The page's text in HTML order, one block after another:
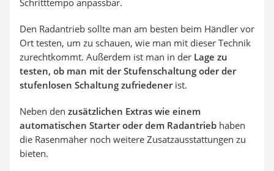
Schritttempo anpassbar.
Den Radantrieb sollte man am besten beim Händler vor
Ort testen, um zu schauen, wie man mit dieser Technik
zurechtkommt. Außerdem ist man in der Lage zu
testen, ob man mit der Stufenschaltung oder der
stufenlosen Schaltung zufriedenerist.
Neben den zusätzlichen Extras wie einem
automatischen Starter oder dem Radantrieb haben
die Rasenmäher noch weitere Zusatzausstattungen zu
bieten.